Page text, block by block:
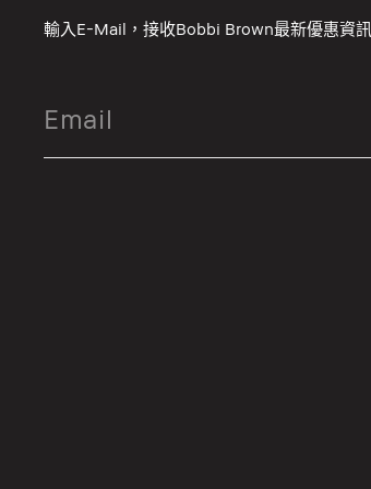
輸入E-Mail，接收Bobbi Brown最新優惠資訊